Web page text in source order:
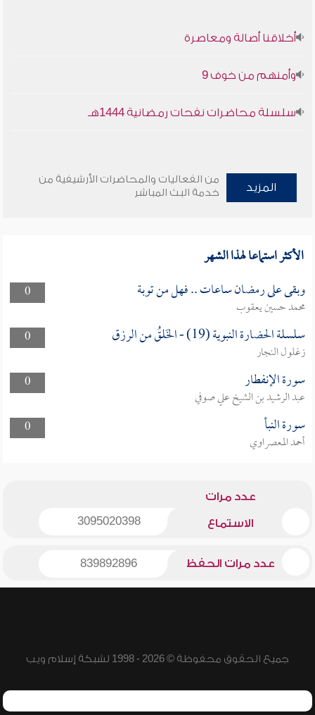
أخلاقنا أصالة ومعاصرة
وأمنهم من خوف 9
سلسلة محاضرات نفحات رمضانية 1444هـ
المزيد
من الفعاليات والمحاضرات الأرشيفية من
خدمة البث المباشر
الأكثر استماعا لهذا الشهر
0 وبقى على رمضان ساعات .. فهل من توبة
محمد حسين يعقوب
0
سلسلة الحضارة النبوية (19) - الخَلقُ من الرزق
زغلول النجار
0
سورة الإنفطار
عبد الرشيد بن الشيخ علي صوفي
0
سورة النبأ
أحمد المعصراوي
عدد مرات
الاستماع 3095020398
عدد مرات الحفظ 839892896
جميع الحقوق محفوظة © 2026 - 1998 لشبكة إسلام ويب